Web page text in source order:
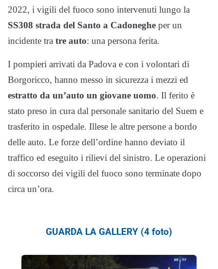
2022, i vigili del fuoco sono intervenuti lungo la
SS308 strada del Santo a Cadoneghe per un
incidente tra tre auto: una persona ferita.
I pompieri arrivati da Padova e con i volontari di
Borgoricco, hanno messo in sicurezza i mezzi ed
estratto da un’auto un giovane uomo. Il ferito è
stato preso in cura dal personale sanitario del Suem e
trasferito in ospedale. Illese le altre persone a bordo
delle auto. Le forze dell’ordine hanno deviato il
traffico ed eseguito i rilievi del sinistro. Le operazioni
di soccorso dei vigili del fuoco sono terminate dopo
circa un’ora.
GUARDA LA GALLERY (4 foto)